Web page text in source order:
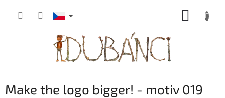
Make the logo bigger! - motiv 019